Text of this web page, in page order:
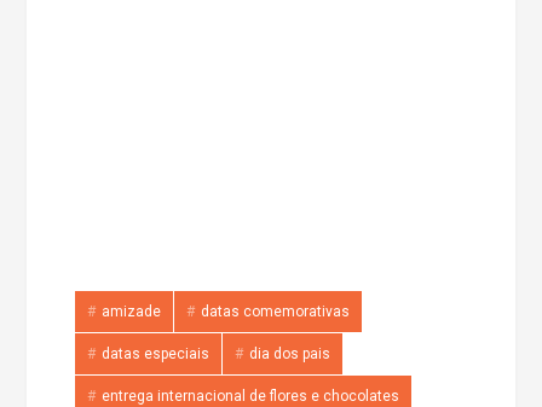
amizade datas comemorativas
datas especiais dia dos pais
entrega internacional de flores e chocolates